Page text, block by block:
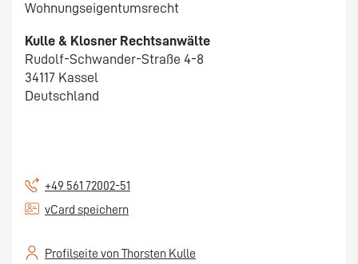
Wohnungseigentumsrecht
Kulle & Klosner Rechtsanwälte
Rudolf-Schwander-Straße 4-8
34117 Kassel
Deutschland
+49 561 72002-51
vCard speichern
Profilseite von Thorsten Kulle